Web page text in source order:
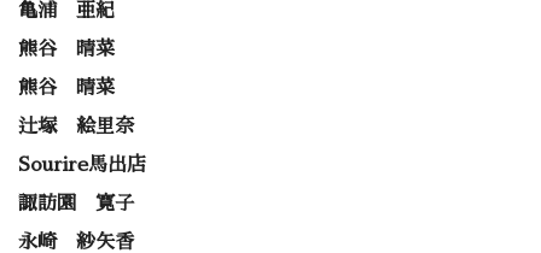
亀浦 亜紀
熊谷 晴菜
熊谷 晴菜
辻塚 絵里奈
Sourire馬出店
諏訪園 寛子
永崎 紗矢香